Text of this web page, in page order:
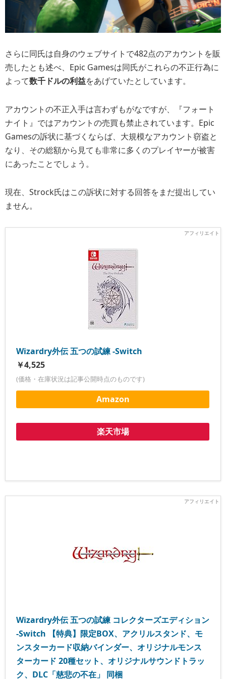
さらに同氏は自身のウェブサイトで482点のアカウントを販
売したとも述べ、Epic Gamesは同氏がこれらの不正行為に
よって数千ドルの利益をあげていたとしています。
アカウントの不正入手は言わずもがなですが、『フォート
ナイト』ではアカウントの売買も禁止されています。Epic
Gamesの訴状に基づくならば、大規模なアカウント窃盗と
なり、その総額から見ても非常に多くのプレイヤーが被害
にあったことでしょう。
現在、Strock氏はこの訴状に対する回答をまだ提出してい
ません。
Wizardry外伝 五つの試練 -Switch
￥4,525
(価格・在庫状況は記事公開時点のものです)
Amazon
楽天市場
Wizardry外伝 五つの試練 コレクターズエディション
-Switch 【特典】限定BOX、アクリルスタンド、モ
ンスターカード収納バインダー、オリジナルモンス
ターカード 20種セット、オリジナルサウンドトラッ
ク、DLC「慈悲の不在」 同梱